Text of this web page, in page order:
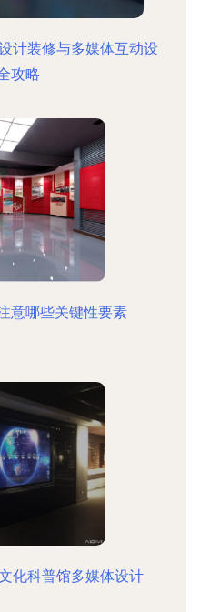
计装修与多媒体互动设
攻略
意哪些关键性要素
化科普馆多媒体设计